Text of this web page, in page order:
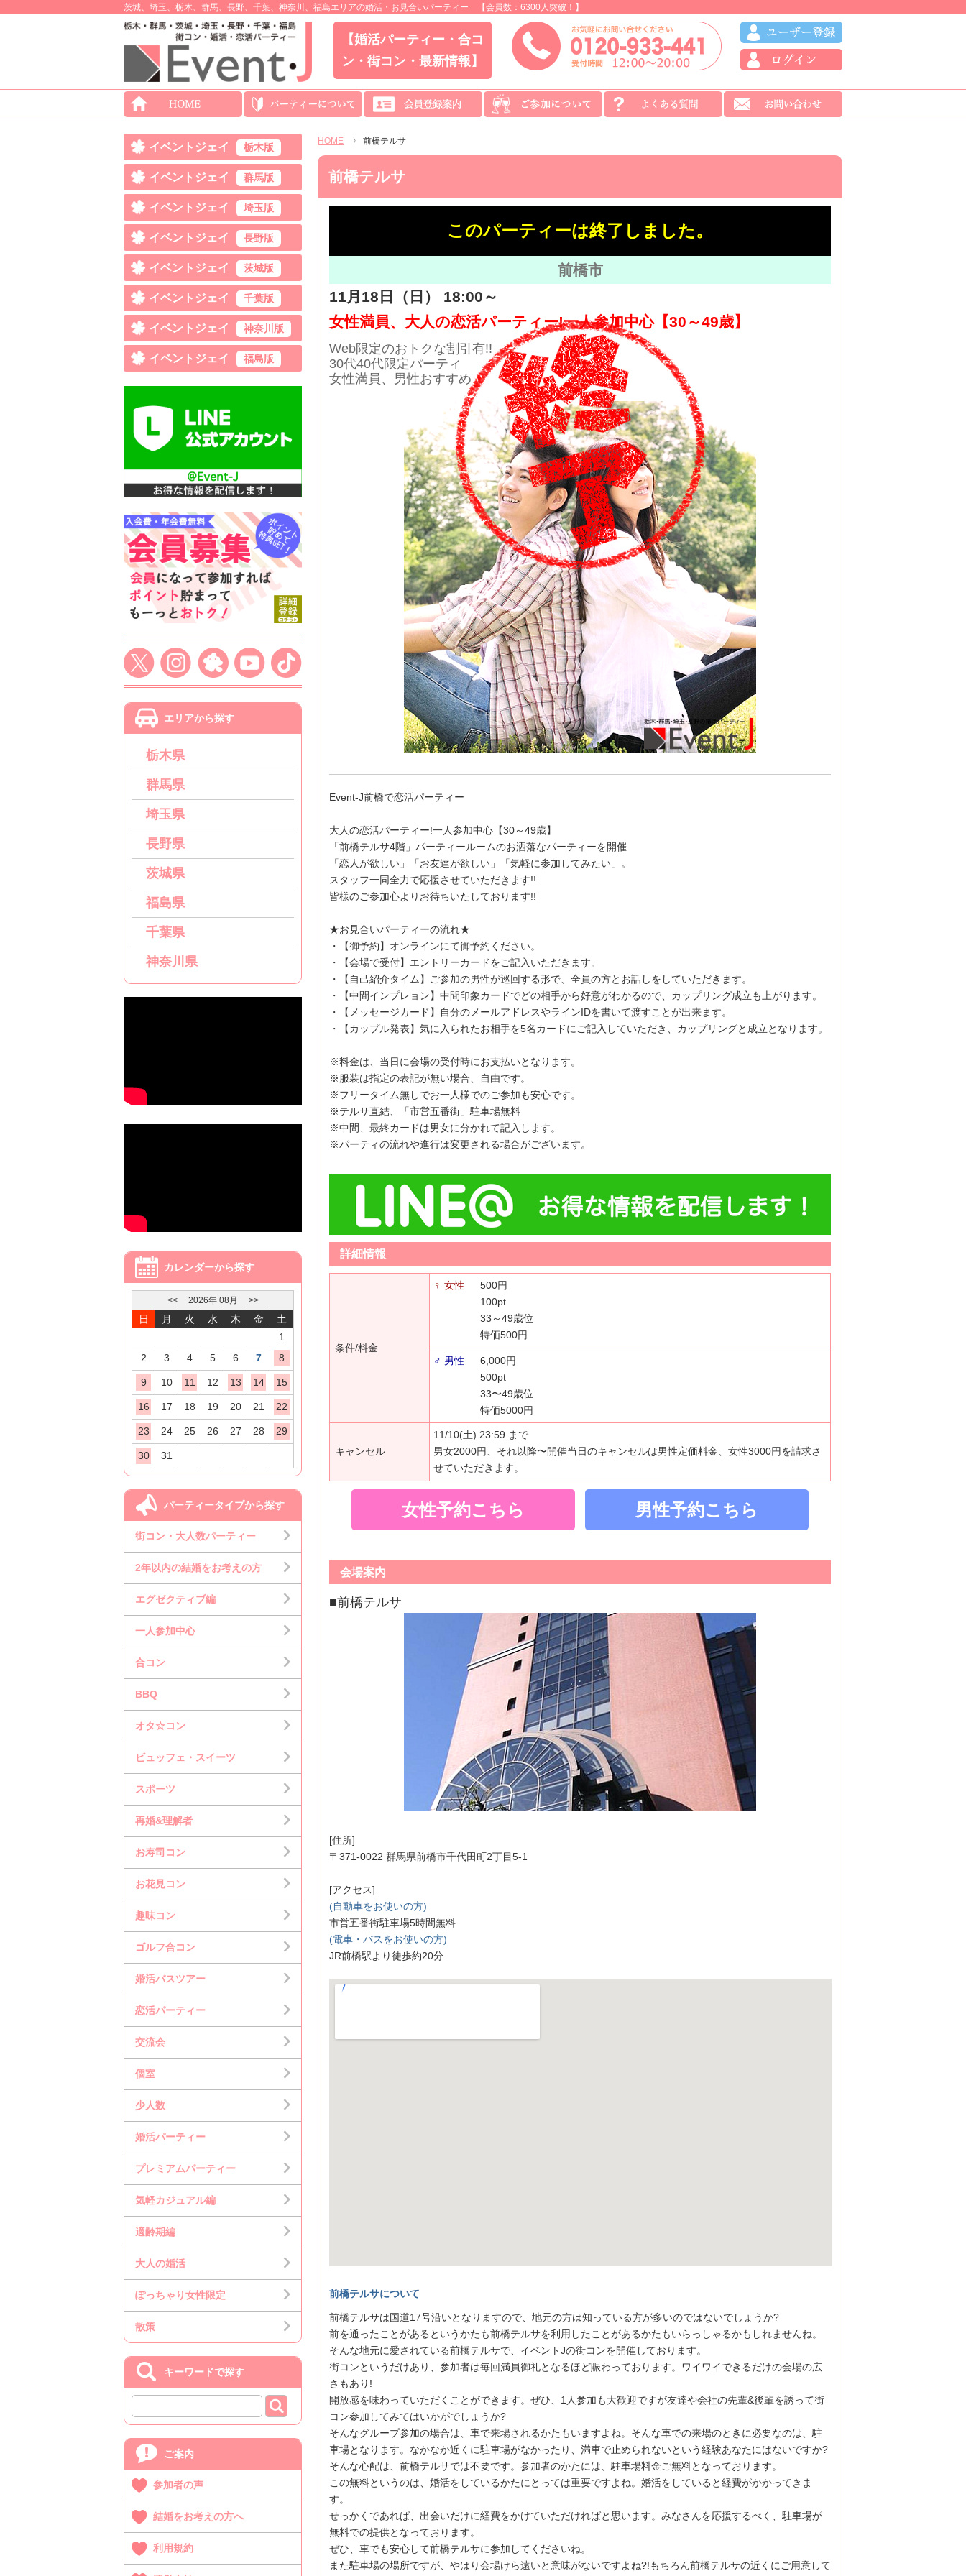
茨城、埼玉、栃木、群馬、長野、千葉、神奈川、福島エリアの婚活・お見合いパーティー 【会員数：6300人突破！】
【婚活パーティー・合コ
ン・街コン・最新情報】
イベントジェイ 栃木版
イベントジェイ 群馬版
イベントジェイ 埼玉版
イベントジェイ 長野版
イベントジェイ 茨城版
イベントジェイ 千葉版
イベントジェイ 神奈川版
イベントジェイ 福島版
エリアから探す
栃木県
群馬県
埼玉県
長野県
茨城県
福島県
千葉県
神奈川県
カレンダーから探す
<< 2026年 08 月 >>
日 月 火 水 木 金
土
1
2
3 4 5 6 7 8
9 10 11 12 13 14 15
16 17 18 19 20 21 22
23 24 25 26 27 28 29
30 31
パーティータイプから探す
街コン・大人数パーティー
2年以内の結婚をお考えの方
エグゼクティブ編
一人参加中心
合コン
BBQ
オタ☆コン
ビュッフェ・スイーツ
スポーツ
再婚&理解者
お寿司コン
お花見コン
趣味コン
ゴルフ合コン
婚活バスツアー
恋活パーティー
交流会
個室
少人数
婚活パーティー
プレミアムパーティー
気軽カジュアル編
適齢期編
大人の婚活
ぽっちゃり女性限定
散策
キーワードで探す
ご案内
参加者の声
結婚をお考えの方へ
利用規約
HOME 〉 前橋テルサ
前橋テルサ
このパーティーは終了しました。
前橋市
11月18日（日） 18:00～
女性満員、大人の恋活パーティー!一人参加中心【30～49歳】
Web限定のおトクな割引有!!
30代40代限定パーティ
女性満員、男性おすすめ
Event-J前橋で恋活パーティー
大人の恋活パーティー!一人参加中心【30～49歳】
「前橋テルサ4階」パーティールームのお洒落なパーティーを開催
「恋人が欲しい」「お友達が欲しい」「気軽に参加してみたい」。
スタッフ一同全力で応援させていただきます!!
皆様のご参加心よりお待ちいたしております!!
★お見合いパーティーの流れ★
・【御予約】オンラインにて御予約ください。
・【会場で受付】エントリーカードをご記入いただきます。
・【自己紹介タイム】ご参加の男性が巡回する形で、全員の方とお話しをしていただきます。
・【中間インプレョン】中間印象カードでどの相手から好意がわかるので、カップリング成立も上がります。
・【メッセージカード】自分のメールアドレスやラインIDを書いて渡すことが出来ます。
・【カップル発表】気に入られたお相手を5名カードにご記入していただき、カップリングと成立となります。
※料金は、当日に会場の受付時にお支払いとなります。
※服装は指定の表記が無い場合、自由です。
※フリータイム無しでお一人様でのご参加も安心です。
※テルサ直結、「市営五番街」駐車場無料
※中間、最終カードは男女に分かれて記入します。
※パーティの流れや進行は変更される場合がございます。
詳細情報
条件/料金
♀ 女性
500円
100pt
33～49歳位
特価500円
♂ 男性
6,000円
500pt
33〜49歳位
特価5000円
キャンセル
11/10(土) 23:59 まで
男女2000円、それ以降〜開催当日のキャンセルは男性定価料金、女性3000円を請求さ
せていただきます。
女性予約こちら 男性予約こちら
会場案内
■前橋テルサ
[住所]
〒371-0022 群馬県前橋市千代田町2丁目5-1
[アクセス]
(自動車をお使いの方)
市営五番街駐車場5時間無料
(電車・バスをお使いの方)
JR前橋駅より徒歩約20分
前橋テルサについて
前橋テルサは国道17号沿いとなりますので、地元の方は知っている方が多いのではないでしょうか?
前を通ったことがあるというかたも前橋テルサを利用したことがあるかたもいらっしゃるかもしれませんね。
そんな地元に愛されている前橋テルサで、イベントJの街コンを開催しております。
街コンというだけあり、参加者は毎回満員御礼となるほど賑わっております。ワイワイできるだけの会場の広
さもあり!
開放感を味わっていただくことができます。ぜひ、1人参加も大歓迎ですが友達や会社の先輩&後輩を誘って街
コン参加してみてはいかがでしょうか?
そんなグループ参加の場合は、車で来場されるかたもいますよね。そんな車での来場のときに必要なのは、駐
車場となります。なかなか近くに駐車場がなかったり、満車で止められないという経験あなたにはないですか?
そんな心配は、前橋テルサでは不要です。参加者のかたには、駐車場料金ご無料となっております。
この無料というのは、婚活をしているかたにとっては重要ですよね。婚活をしていると経費がかかってきま
す。
せっかくであれば、出会いだけに経費をかけていただければと思います。みなさんを応援するべく、駐車場が
無料での提供となっております。
ぜひ、車でも安心して前橋テルサに参加してくださいね。
また駐車場の場所ですが、やはり会場けら遠いと意味がないですよね?!もちろん前橋テルサの近くにご用意して